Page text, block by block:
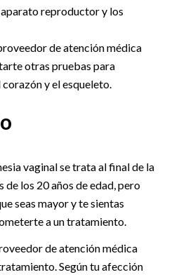
reproductor y los
de atención médica
otras pruebas para
y el esqueleto.
vaginal se trata al final de la
de los 20 años de edad, pero
seas mayor y te sientas
a un tratamiento.
de atención médica
Según tu afección